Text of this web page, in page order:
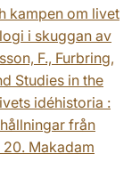
kampen om livet
i skuggan av
F., Furbring,
Studies in the
idéhistoria :
från
Makadam